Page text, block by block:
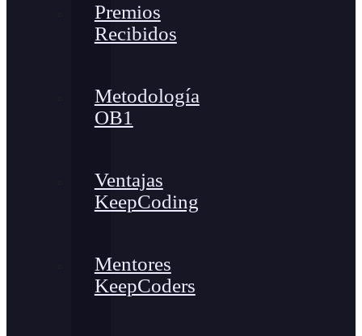
Premios
Recibidos
Metodología
OB1
Ventajas
KeepCoding
Mentores
KeepCoders